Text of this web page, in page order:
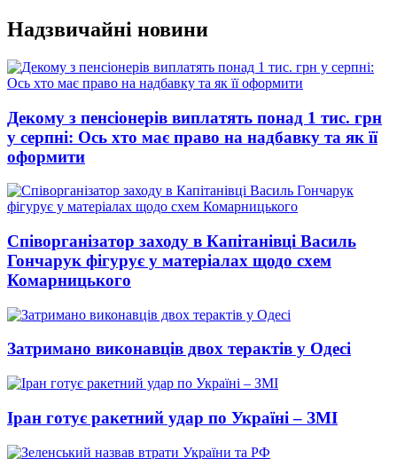
Перейти
до
вмісту
Надзвичайні новини
Декому з пенсіонерів виплатять понад 1 тис. грн
у серпні: Ось хто має право на надбавку та як її
оформити
Співорганізатор заходу в Капітанівці Василь
Гончарук фігурує у матеріалах щодо схем
Комарницького
Затримано виконавців двох терактів у Одесі
Іран готує ракетний удар по Україні – ЗМІ